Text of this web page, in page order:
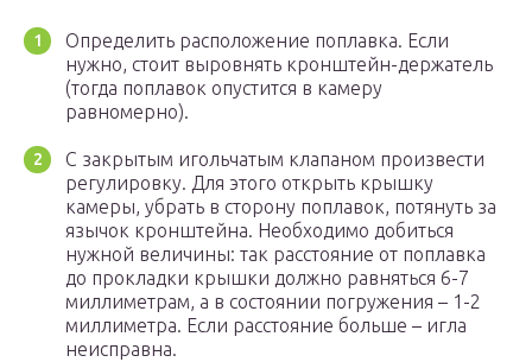
Определить расположение поплавка. Если
нужно, стоит выровнять кронштейн-держатель
(тогда поплавок опустится в камеру
равномерно).
С закрытым игольчатым клапаном произвести
регулировку. Для этого открыть крышку
камеры, убрать в сторону поплавок, потянуть за
язычок кронштейна. Необходимо добиться
нужной величины: так расстояние от поплавка
до прокладки крышки должно равняться 6-7
миллиметрам, а в состоянии погружения – 1-2
миллиметра. Если расстояние больше – игла
неисправна.